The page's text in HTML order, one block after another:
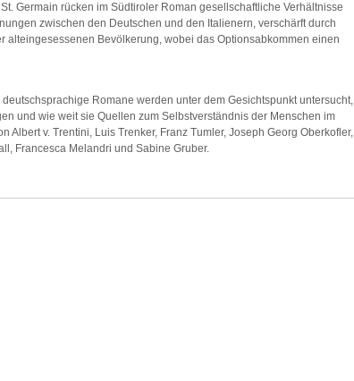
Germain rücken im Südtiroler Roman gesellschaftliche Verhältnisse
zwischen den Deutschen und den Italienern, verschärft durch
alteingesessenen Bevölkerung, wobei das Optionsabkommen einen
Romane werden unter dem Gesichtspunkt untersucht,
und wie weit sie Quellen zum Selbstverständnis der Menschen im
Albert v. Trentini, Luis Trenker, Franz Tumler, Joseph Georg Oberkofler,
Francesca Melandri und Sabine Gruber.